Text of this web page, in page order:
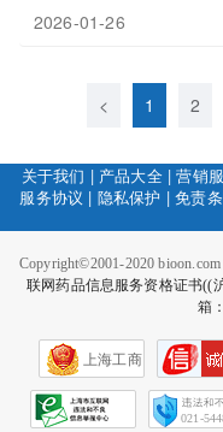
2026-01-26
< 1 2
关于我们 | 产品大全|营销
服务协议 | 隐私保护 |免责
Copyright©2001-2020
联网药品信息服务资格证书((
箱
上海工商
021-